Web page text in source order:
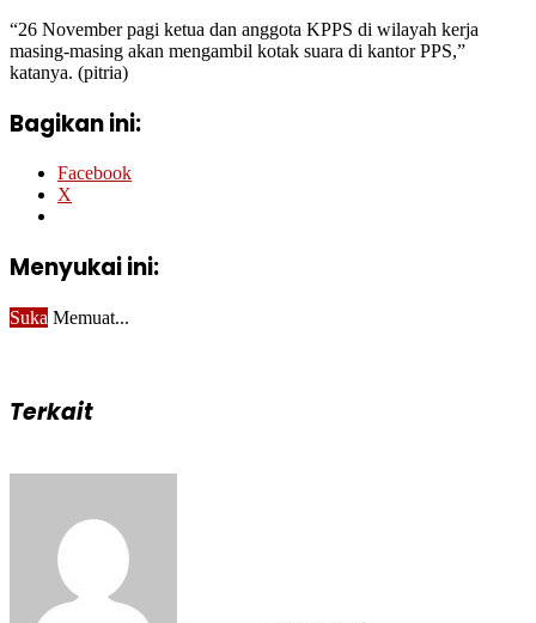
“26 November pagi ketua dan anggota KPPS di wilayah kerja
masing-masing akan mengambil kotak suara di kantor PPS,”
katanya. (pitria)
Bagikan ini:
Facebook
X
Menyukai ini:
Suka Memuat...
Terkait